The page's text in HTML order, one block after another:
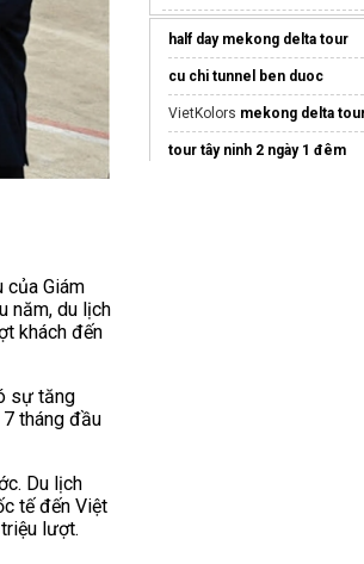
của Giám
năm, du lịch
khách đến
sự tăng
tháng đầu
Du lịch
tế đến Việt
lượt.
Top Team buildinghấp dẫn
bánh mì liên hoa đà lạt
https://
motorbike-tours
half day mekong delta tour
cu chi tunnel ben duoc
VietKolors mekong delta
tour tây ninh 2 ngày 1 đêm